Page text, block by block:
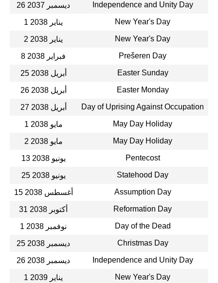
26 ديسمبر 2037 Independence and Unity Day
1 يناير 2038 New Year's Day
2 يناير 2038 New Year's Day
8 فبراير 2038 Prešeren Day
25 أبريل 2038 Easter Sunday
26 أبريل 2038 Easter Monday
27 أبريل 2038 Day of Uprising Against Occupation
1 مايو 2038 May Day Holiday
2 مايو 2038 May Day Holiday
13 يونيو 2038 Pentecost
25 يونيو 2038 Statehood Day
15 أغسطس 2038 Assumption Day
31 أكتوبر 2038 Reformation Day
1 نوفمبر 2038 Day of the Dead
25 ديسمبر 2038 Christmas Day
26 ديسمبر 2038 Independence and Unity Day
1 يناير 2039 New Year's Day